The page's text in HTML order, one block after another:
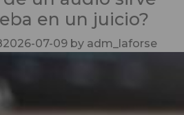
en un juicio?
2026-07-09 by adm_laforse